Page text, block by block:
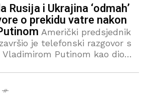
Rusija i Ukrajina ‘odmah’
o prekidu vatre nakon
Američki predsjednik
je telefonski razgovor s
Putinom kao dio
u ratu u Ukrajini. Trump